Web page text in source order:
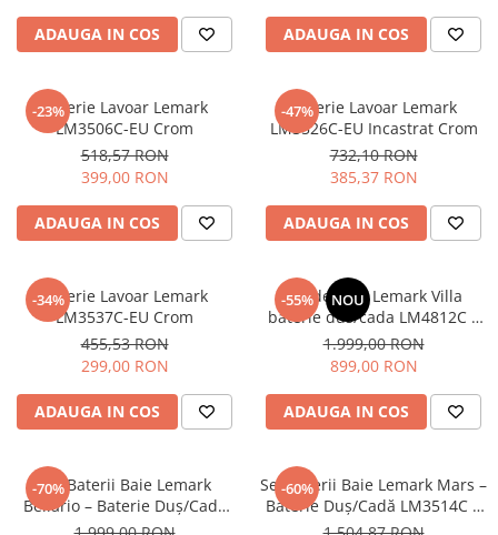
ADAUGA IN COS ADAUGA IN COS
-23%
Baterie Lavoar Lemark
LM3506C-EU Crom
518,57 RON
399,00 RON
ADAUGA IN COS
-47%
Baterie Lavoar Lemark
LM3526C-EU Incastrat Crom
732,10 RON
385,37 RON
ADAUGA IN COS
-34%
Baterie Lavoar Lemark
LM3537C-EU Crom
455,53 RON
299,00 RON
ADAUGA IN COS
-55% NOU
Set de Baie Lemark Villa
baterie dus/cada LM4812C +
baterie lavoar LM4806C
1.999,00 RON
899,00 RON
ADAUGA IN COS
-70%
Set Baterii Baie Lemark
Bellario – Baterie Duș/Cadă
LM6802C + Baterie Lavoar
-60%
Set Baterii Baie Lemark Mars –
Baterie Duș/Cadă LM3514C +
Baterie Lavoar LM3537C,